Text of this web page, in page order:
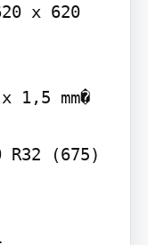
x 620
1,5 mm�
(675)